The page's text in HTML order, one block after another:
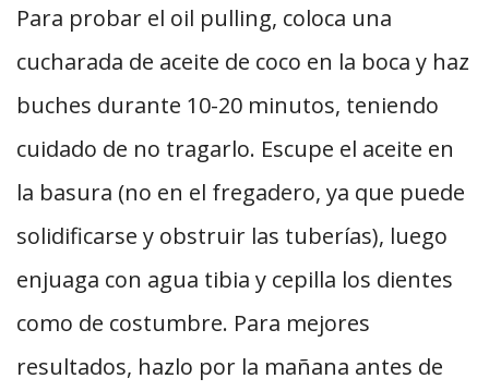
Para probar el oil pulling, coloca una
cucharada de aceite de coco en la boca y haz
buches durante 10-20 minutos, teniendo
cuidado de no tragarlo. Escupe el aceite en
la basura (no en el fregadero, ya que puede
solidificarse y obstruir las tuberías), luego
enjuaga con agua tibia y cepilla los dientes
como de costumbre. Para mejores
resultados, hazlo por la mañana antes de